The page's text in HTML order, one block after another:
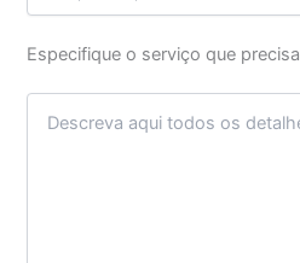
Especifique o serviço que precisa